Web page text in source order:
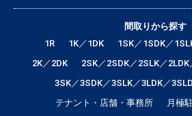
間取りから探す
1R
1K／1DK
1SK／1SDK／
2K／2DK
2SK／2SDK／2SLK／2LDK
3SK／3SDK／3SLK／3LDK／
テナント・店舗・事務所
月極